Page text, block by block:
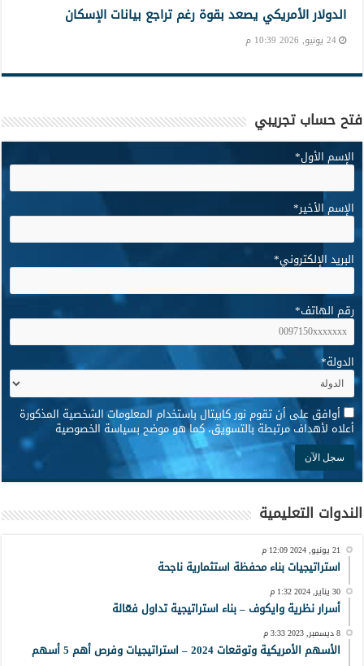
الدولار الأمريكي يصعد بقوة رغم تراجع بيانات الإسكان
24 يونيو, 2026 10:39 م
فتح حساب تجريبي
الإسم الأول*
الإسم الأخير*
البريد الإلكتروني*
رقم الهاتف*
الدولة*
* أوافق على أن تقوم نور كابيتال باستخدام المعلومات الشخصية المذكورة
أعلاه لأهداف مرتبطة بالتسويق، كما هو موضح بسياسة الخصوصية
الندوات التعليمية
21 يونيو, 2024 12:09 م
استراتيجيات بناء محفظة استثمارية ناجحة
30 يناير, 2024 1:32 م
أسرار نظرية وايكوف – بناء استراتيجية تداول فعّالة
8 ديسمبر, 2023 3:33 م
الأسهم الأمريكية وتوقعات 2024 – استراتيجيات وفرص أهم 5 أسهم